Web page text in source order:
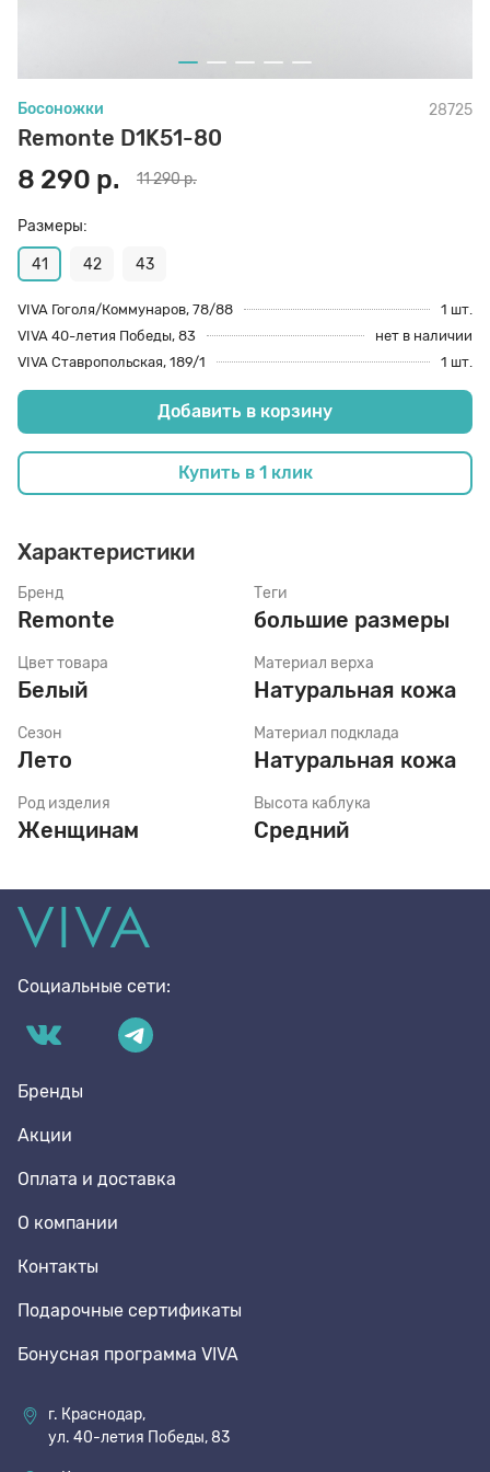
Босоножки 28725
Remonte D1K51-80
8 290 р. 11 290 р.
Размеры:
41 42 43
VIVA Гоголя/Коммунаров, 78/88
1 шт.
VIVA 40-летия Победы, 83
нет в наличии
VIVA Ставропольская, 189/1
1 шт.
Добавить в корзину
Купить в 1 клик
Характеристики
Бренд
Remonte
Цвет товара
Белый
Сезон
Лето
Род изделия
Женщинам
Теги
большие размеры
Материал верха
Натуральная кожа
Материал подклада
Натуральная кожа
Высота каблука
Средний
Социальные сети:
Бренды
Акции
Оплата и доставка
О компании
Контакты
Подарочные сертификаты
Бонусная программа VIVA
г. Краснодар,
ул. 40-летия Победы, 83
8 den
Полустельки
Пропитка
Пяткоудерживатели
Растяжитель и Очиститель
Салфетки
Стельки